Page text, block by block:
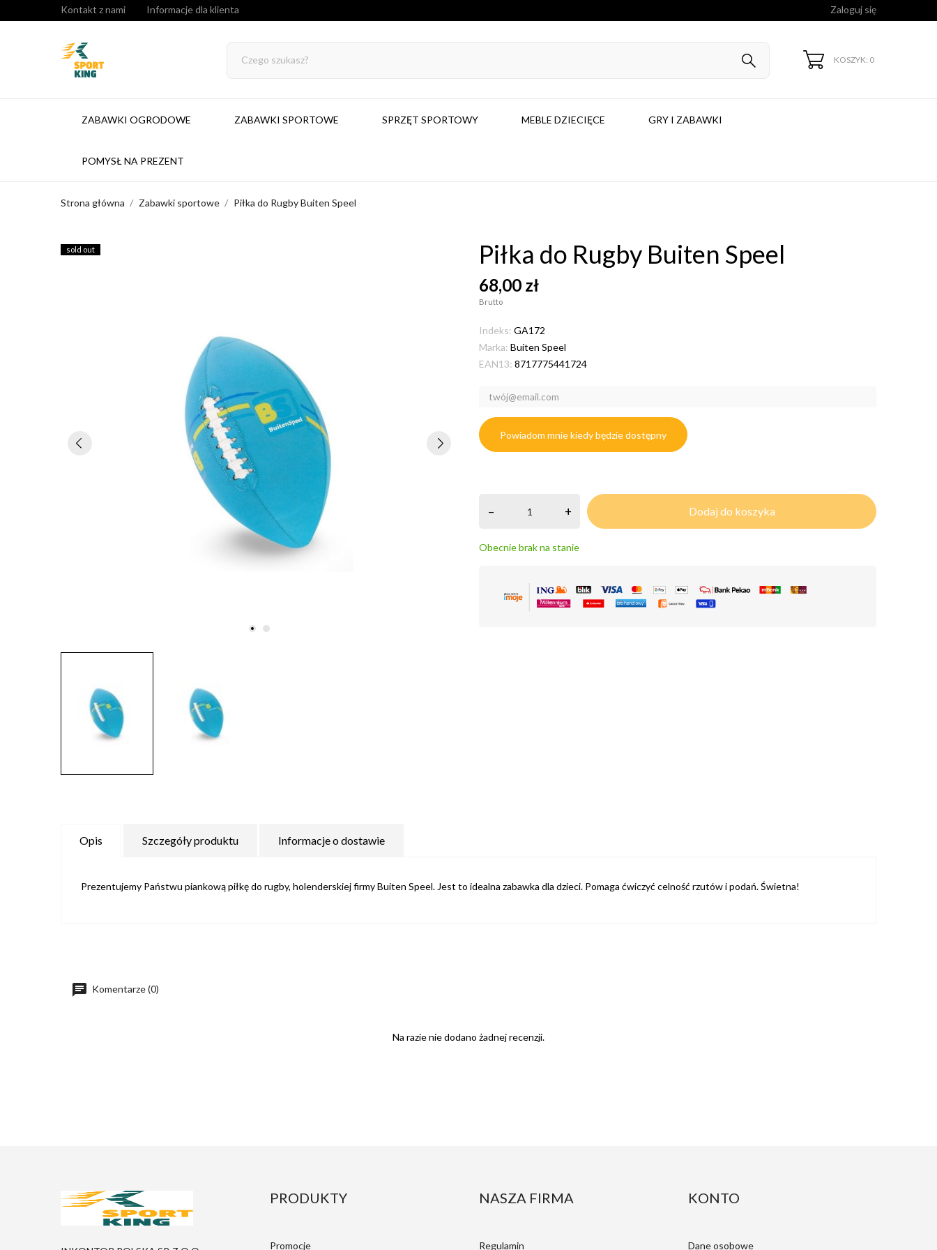
Kontakt z nami Informacje dla klienta Zaloguj się
KOSZYK: 0
ZABAWKI OGRODOWE ZABAWKI SPORTOWE SPRZĘT SPORTOWY MEBLE DZIECIĘCE GRY I ZABAWKI
POMYSŁ NA PREZENT
Strona główna Zabawki sportowe Piłka do Rugby Buiten Speel
sold out Piłka do Rugby Buiten Speel
68,00 zł
Brutto
Indeks: GA172
Marka: Buiten Speel
EAN13: 8717775441724
Powiadom mnie kiedy będzie dostępny
– + Dodaj do koszyka
Obecnie brak na stanie
Opis Szczegóły produktu Informacje o dostawie
Prezentujemy Państwu piankową piłkę do rugby, holenderskiej firmy Buiten Speel. Jest to idealna zabawka dla dzieci. Pomaga ćwiczyć celność rzutów i podań. Świetna!
Komentarze (0)
Na razie nie dodano żadnej recenzji.
PRODUKTY
Promocje
NASZA FIRMA
Regulamin
KONTO
Dane osobowe